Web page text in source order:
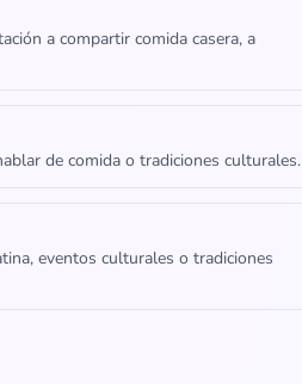
a compartir comida casera, a
de comida o tradiciones culturales.
eventos culturales o tradiciones